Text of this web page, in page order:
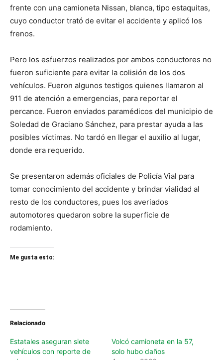
frente con una camioneta Nissan, blanca, tipo estaquitas,
cuyo conductor trató de evitar el accidente y aplicó los
frenos.
Pero los esfuerzos realizados por ambos conductores no
fueron suficiente para evitar la colisión de los dos
vehículos. Fueron algunos testigos quienes llamaron al
911 de atención a emergencias, para reportar el
percance. Fueron enviados paramédicos del municipio de
Soledad de Graciano Sánchez, para prestar ayuda a las
posibles víctimas. No tardó en llegar el auxilio al lugar,
donde era requerido.
Se presentaron además oficiales de Policía Vial para
tomar conocimiento del accidente y brindar vialidad al
resto de los conductores, pues los averiados
automotores quedaron sobre la superficie de
rodamiento.
Me gusta esto:
Relacionado
Estatales aseguran siete
vehículos con reporte de
Volcó camioneta en la 57,
solo hubo daños